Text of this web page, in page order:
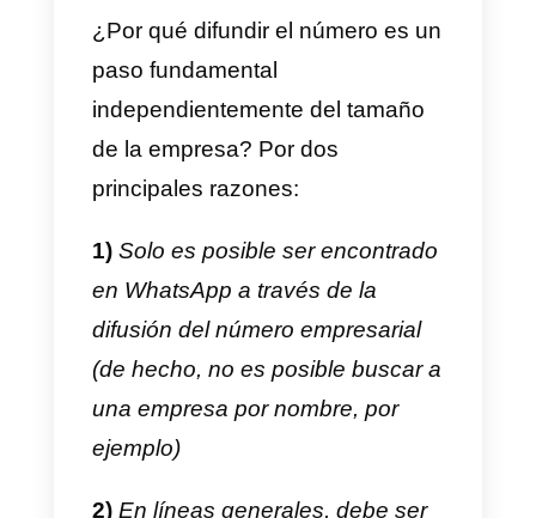
Management: he aquí
cómo empezar
Empezar a sacar provecho del
potencial de WhatsApp dentro de
un negocio es muy sencillo: una
vez creada y configurada una
WhatsApp Business
(descubre más en esta guía),
todo lo que resta hacer es
empezar a difundir el contacto